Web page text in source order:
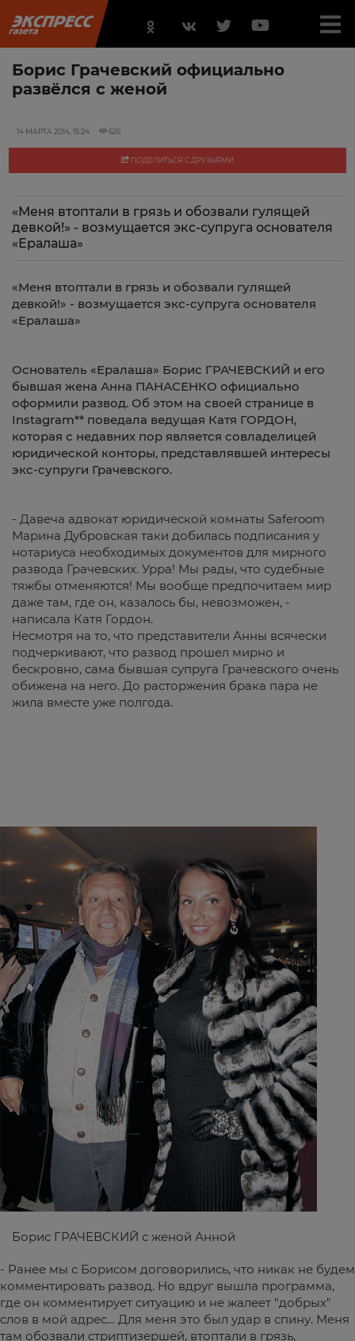
Борис Грачевский официально
развёлся с женой
14 МАРТА 2014, 15:24 626
ПОДЕЛИТЬСЯ С ДРУЗЬЯМИ
«Меня втоптали в грязь и обозвали гулящей
девкой!» - возмущается экс-супруга основателя
«Ералаша»
«Меня втоптали в грязь и обозвали гулящей
девкой!» - возмущается экс-супруга основателя
«Ералаша»
Основатель «Ералаша» Борис ГРАЧЕВСКИЙ и его
бывшая жена Анна ПАНАСЕНКО официально
оформили развод. Об этом на своей странице в
Instagram** поведала ведущая Катя ГОРДОН,
которая с недавних пор является совладелицей
юридической конторы, представлявшей интересы
экс-супруги Грачевского.
- Давеча адвокат юридической комнаты Saferoom
Марина Дубровская таки добилась подписания у
нотариуса необходимых документов для мирного
развода Грачевских. Урра! Мы рады, что судебные
тяжбы отменяются! Мы вообще предпочитаем мир
даже там, где он, казалось бы, невозможен, -
написала Катя Гордон.
Несмотря на то, что представители Анны всячески
подчеркивают, что развод прошел мирно и
бескровно, сама бывшая супруга Грачевского очень
обижена на него. До расторжения брака пара не
жила вместе уже полгода.
Борис ГРАЧЕВСКИЙ с женой Анной
- Ранее мы с Борисом договорились, что никак не будем
комментировать развод. Но вдруг вышла программа,
где он комментирует ситуацию и не жалеет "добрых"
слов в мой адрес… Для меня это был удар в спину. Меня
там обозвали стриптизершей, втоптали в грязь,